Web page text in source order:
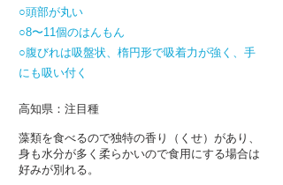
○頭部が丸い
○8〜11個のはんもん
○腹びれは吸盤状、楕円形で吸着力が強く、手
にも吸い付く
高知県：注目種
藻類を食べるので独特の香り（くせ）があり、
身も水分が多く柔らかいので食用にする場合は
好みが別れる。